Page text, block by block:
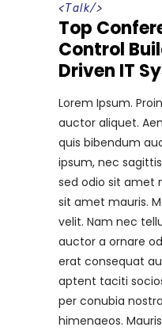
<Talk/>
Top
Control
Driven IT
Lorem Ipsum.
auctor aliquet.
quis bibendum
ipsum, nec
sed odio sit amet
sit amet mauris.
velit. Nam nec
auctor a ornare
erat consequat
aptent taciti
per conubia
himenaeos.